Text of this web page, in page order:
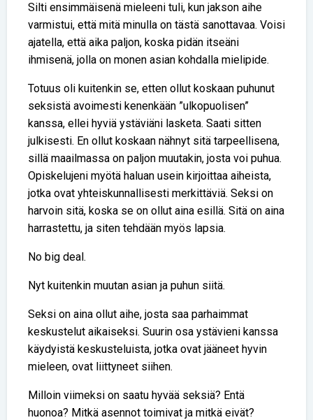
Silti ensimmäisenä mieleeni tuli, kun jakson aihe
varmistui, että mitä minulla on tästä sanottavaa. Voisi
ajatella, että aika paljon, koska pidän itseäni
ihmisenä, jolla on monen asian kohdalla mielipide.
Totuus oli kuitenkin se, etten ollut koskaan puhunut
seksistä avoimesti kenenkään ”ulkopuolisen”
kanssa, ellei hyviä ystäviäni lasketa. Saati sitten
julkisesti. En ollut koskaan nähnyt sitä tarpeellisena,
sillä maailmassa on paljon muutakin, josta voi puhua.
Opiskelujeni myötä haluan usein kirjoittaa aiheista,
jotka ovat yhteiskunnallisesti merkittäviä. Seksi on
harvoin sitä, koska se on ollut aina esillä. Sitä on aina
harrastettu, ja siten tehdään myös lapsia.
No big deal.
Nyt kuitenkin muutan asian ja puhun siitä.
Seksi on aina ollut aihe, josta saa parhaimmat
keskustelut aikaiseksi. Suurin osa ystävieni kanssa
käydyistä keskusteluista, jotka ovat jääneet hyvin
mieleen, ovat liittyneet siihen.
Milloin viimeksi on saatu hyvää seksiä? Entä
huonoa? Mitkä asennot toimivat ja mitkä eivät?